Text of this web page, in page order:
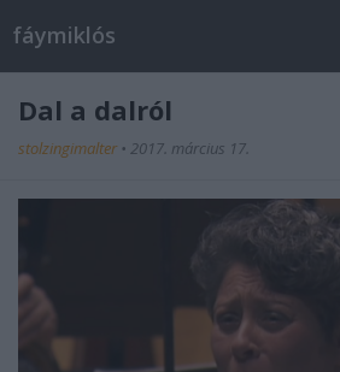
fáymiklós
Dal a dalról
stolzingimalter • 2017. március 17.